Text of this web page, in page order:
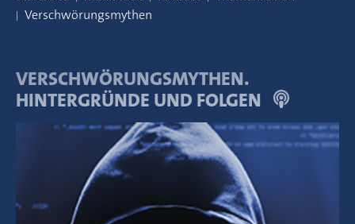
Verschwörungsmythen
VERSCHWÖRUNGSMYTHEN.
HINTERGRÜNDE UND FOLGEN